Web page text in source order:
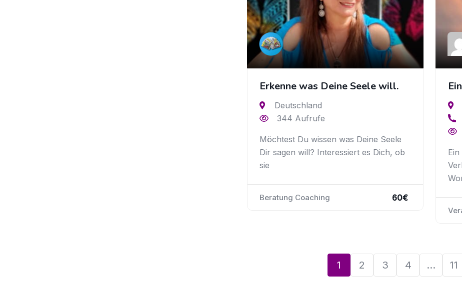
Erkenne was Deine Seele will.
Deutschland
344 Aufrufe
Möchtest Du wissen was Deine Seele
Dir sagen will? Interessiert es Dich, ob
sie
Beratung Coaching 60€
1 2 3 4 … 11